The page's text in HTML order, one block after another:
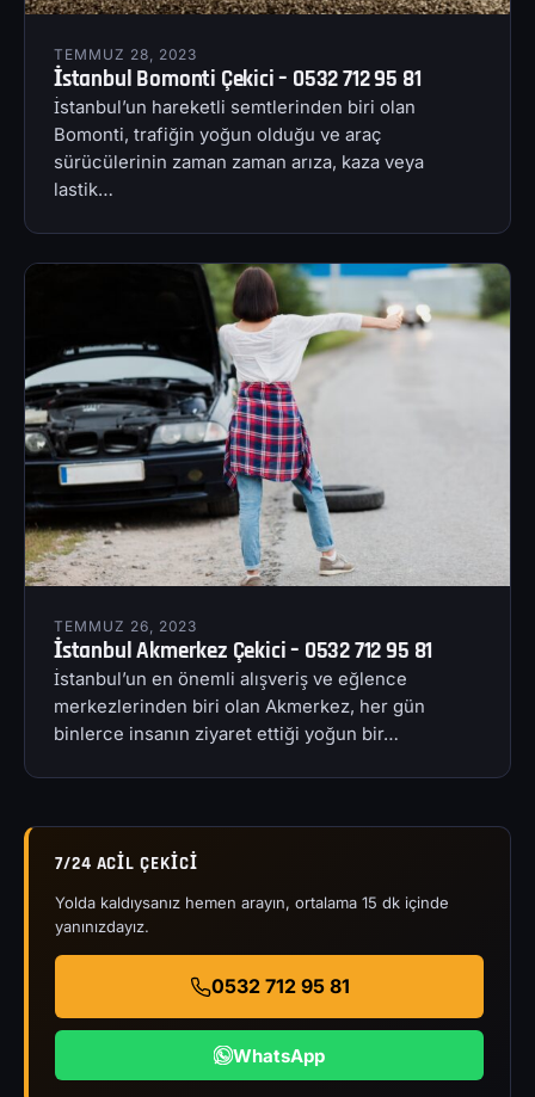
TEMMUZ 28, 2023
İstanbul Bomonti Çekici – 0532 712 95 81
İstanbul’un hareketli semtlerinden biri olan
Bomonti, trafiğin yoğun olduğu ve araç
sürücülerinin zaman zaman arıza, kaza veya
lastik…
TEMMUZ 26, 2023
İstanbul Akmerkez Çekici – 0532 712 95 81
İstanbul’un en önemli alışveriş ve eğlence
merkezlerinden biri olan Akmerkez, her gün
binlerce insanın ziyaret ettiği yoğun bir…
7/24 ACIL ÇEKICI
Yolda kaldıysanız hemen arayın, ortalama 15 dk içinde
yanınızdayız.
0532 712 95 81
WhatsApp